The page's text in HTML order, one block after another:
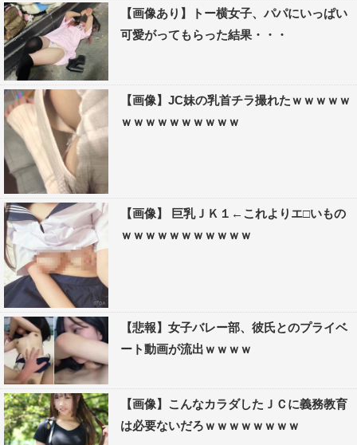
【画像あり】トー横女子、パパにいっぱい
可愛がってもらった結果・・・
【画像】JC妹の乳首チラ撮れたｗｗｗｗｗ
ｗｗｗｗｗｗｗｗｗｗ
【画像】 巨乳ＪＫ１←これよりエ□いもの
ｗｗｗｗｗｗｗｗｗｗｗ
【悲報】女子バレー部、彼氏とのプライベ
ート動画が流出ｗｗｗｗ
【画像】こんなカラダしたＪＣに義務教育
は必要ないだろｗｗｗｗｗｗｗｗ